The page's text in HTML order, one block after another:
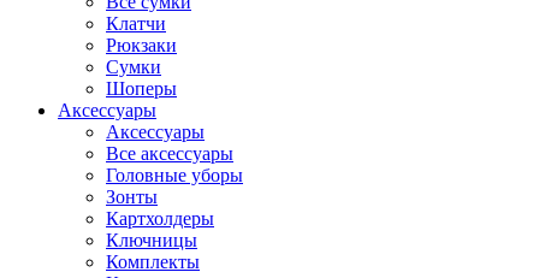
Клатчи
Рюкзаки
Сумки
Шоперы
Аксессуары
Аксессуары
Все аксессуары
Головные уборы
Зонты
Картхолдеры
Ключницы
Комплекты